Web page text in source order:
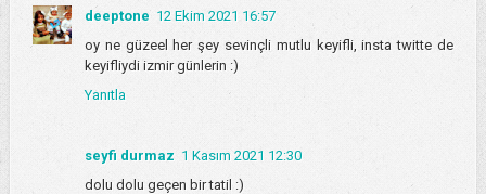
deeptone 12 Ekim 2021 16:57
oy ne güzeel her şey sevinçli mutlu keyifli, insta twitte de
keyifliydi izmir günlerin :)
Yanıtla
seyfi durmaz 1 Kasım 2021 12:30
dolu dolu geçen bir tatil :)